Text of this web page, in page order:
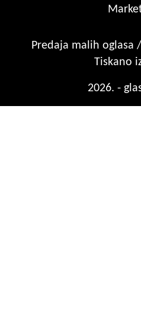
Predaja malih oglasa
Tiskano
2026. -